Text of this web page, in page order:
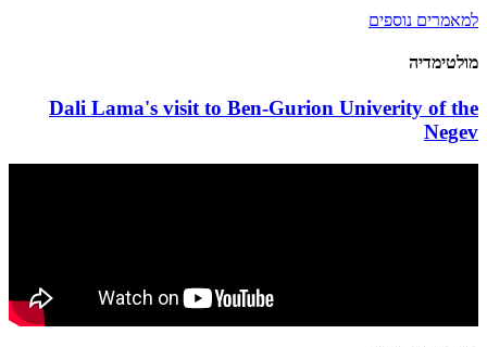
למאמרים נוספים
מולטימדיה
Dali Lama's visit to Ben-Gurion Univerity of the
Negev